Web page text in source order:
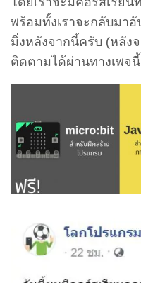
พร้อมทั้งเราจะกลับมาอั
มิ่งหลังจากนี้ครับ (หลัง
ติดตามได้ผ่านทางเพจ